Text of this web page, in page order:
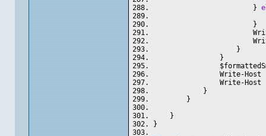
}
}
Write-
Write-
}
}
Write-Host
Write-Host
}
}
}
}